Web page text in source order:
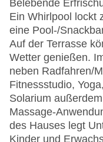
Belebende
Ein Whirlpool lockt
eine Pool-/
Auf der Terrasse
Wetter genießen.
neben Radfahren/
Fitnessstudio,
Solarium
Massage-
des Hauses legt
Kinder und